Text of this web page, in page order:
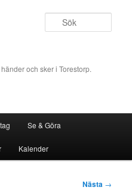
och sker i Torestorp.
Se & Göra
Kalender
Nästa →